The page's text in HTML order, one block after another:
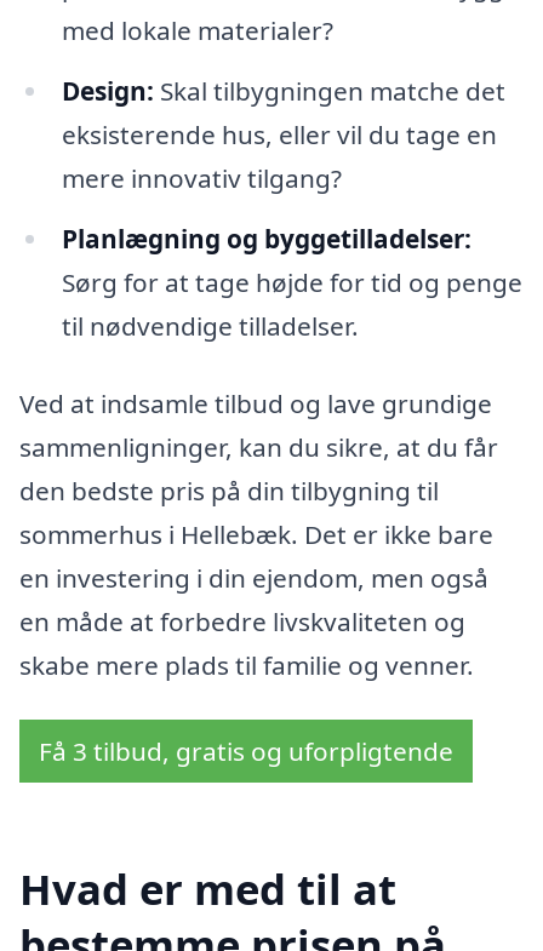
med lokale materialer?
Design: Skal tilbygningen matche det
eksisterende hus, eller vil du tage en
mere innovativ tilgang?
Planlægning og byggetilladelser:
Sørg for at tage højde for tid og penge
til nødvendige tilladelser.
Ved at indsamle tilbud og lave grundige
sammenligninger, kan du sikre, at du får
den bedste pris på din tilbygning til
sommerhus i Hellebæk. Det er ikke bare
en investering i din ejendom, men også
en måde at forbedre livskvaliteten og
skabe mere plads til familie og venner.
Få 3 tilbud, gratis og uforpligtende
Hvad er med til at